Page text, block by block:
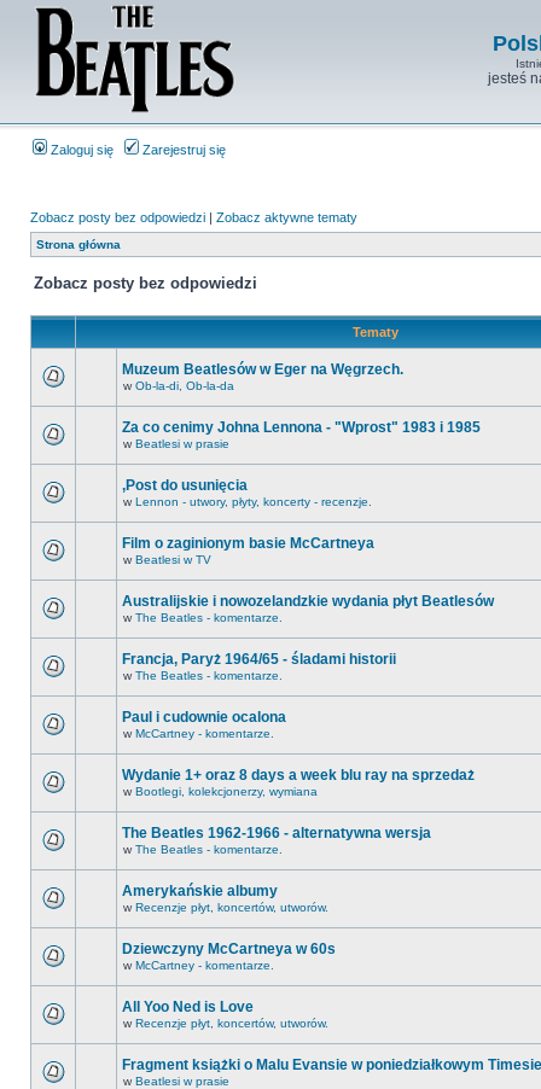
jesteś
Zaloguj się Zarejestruj się
Zobacz posty bez odpowiedzi | Zobacz aktywne tematy
Strona główna
Zobacz posty bez odpowiedzi
Tematy
Muzeum Beatlesów w Eger na Węgrzech.
w Ob-la-di, Ob-la-da
Za co cenimy Johna Lennona - "Wprost" 1983 i 1985
w Beatlesi w prasie
,Post do usunięcia
w Lennon - utwory, płyty, koncerty - recenzje.
Film o zaginionym basie McCartneya
w Beatlesi w TV
Australijskie i nowozelandzkie wydania płyt Beatlesów
w The Beatles - komentarze.
Francja, Paryż 1964/65 - śladami historii
w The Beatles - komentarze.
Paul i cudownie ocalona
w McCartney - komentarze.
Wydanie 1+ oraz 8 days a week blu ray na sprzedaż
w Bootlegi, kolekcjonerzy, wymiana
The Beatles 1962-1966 - alternatywna wersja
w The Beatles - komentarze.
Amerykańskie albumy
w Recenzje płyt, koncertów, utworów.
Dziewczyny McCartneya w 60s
w McCartney - komentarze.
All Yoo Ned is Love
w Recenzje płyt, koncertów, utworów.
Fragment książki o Malu Evansie w poniedziałkowym Timesie
w Beatlesi w prasie